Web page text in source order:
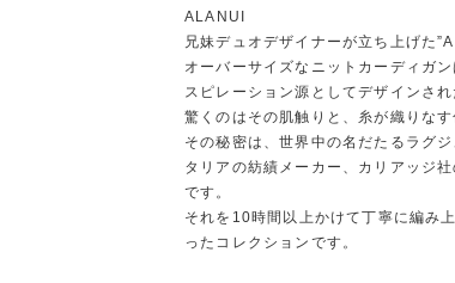
ALANUI
兄妹デュオデザイナーが立ち上げた
オーバーサイズなニットカーディガ
スピレーション源としてデザインされ
驚くのはその肌触りと、糸が織りなす
その秘密は、世界中の名だたるラグ
タリアの紡績メーカー、カリアッジ
です。
それを10時間以上かけて丁寧に編み
ったコレクションです。